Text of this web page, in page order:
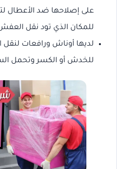
على إصلاحها ضد الأعطال
للمكان الذي تود نقل العفش
لديها أوناش ورافعات
للخدش أو الكسر وتحمل